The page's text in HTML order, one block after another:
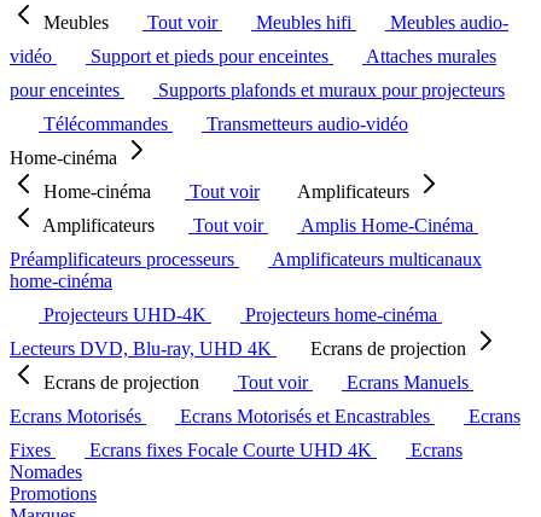
Meubles
Tout voir Meubles hifi
Meubles audio-
vidéo
Support et pieds pour enceintes
Attaches murales
pour enceintes
Supports plafonds et muraux pour projecteurs
Télécommandes
Transmetteurs audio-vidéo
Home-cinéma
Home-cinéma
Tout voir
Amplificateurs
Amplificateurs
Tout voir
Amplis Home-Cinéma
Préamplificateurs processeurs
Amplificateurs multicanaux
home-cinéma
Projecteurs UHD-4K
Projecteurs home-cinéma
Lecteurs DVD, Blu-ray, UHD 4K
Ecrans de projection
Ecrans de projection
Tout voir
Ecrans Manuels
Ecrans Motorisés
Ecrans Motorisés et Encastrables
Ecrans
Fixes
Ecrans fixes Focale Courte UHD 4K
Ecrans
Nomades
Promotions